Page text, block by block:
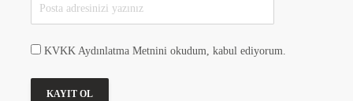
KVKK Aydınlatma Metnini okudum, kabul ediyorum.